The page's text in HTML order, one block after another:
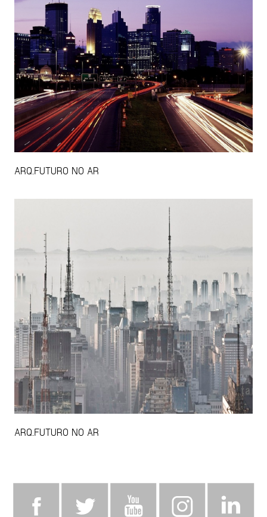
ARQ.FUTURO NO AR
ARQ.FUTURO NO AR